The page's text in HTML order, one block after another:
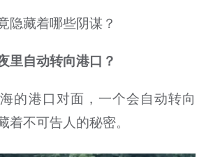
隐藏着哪些阴谋？
里自动转向港口？
的港口对面，一个会自动转向
着不可告人的秘密。